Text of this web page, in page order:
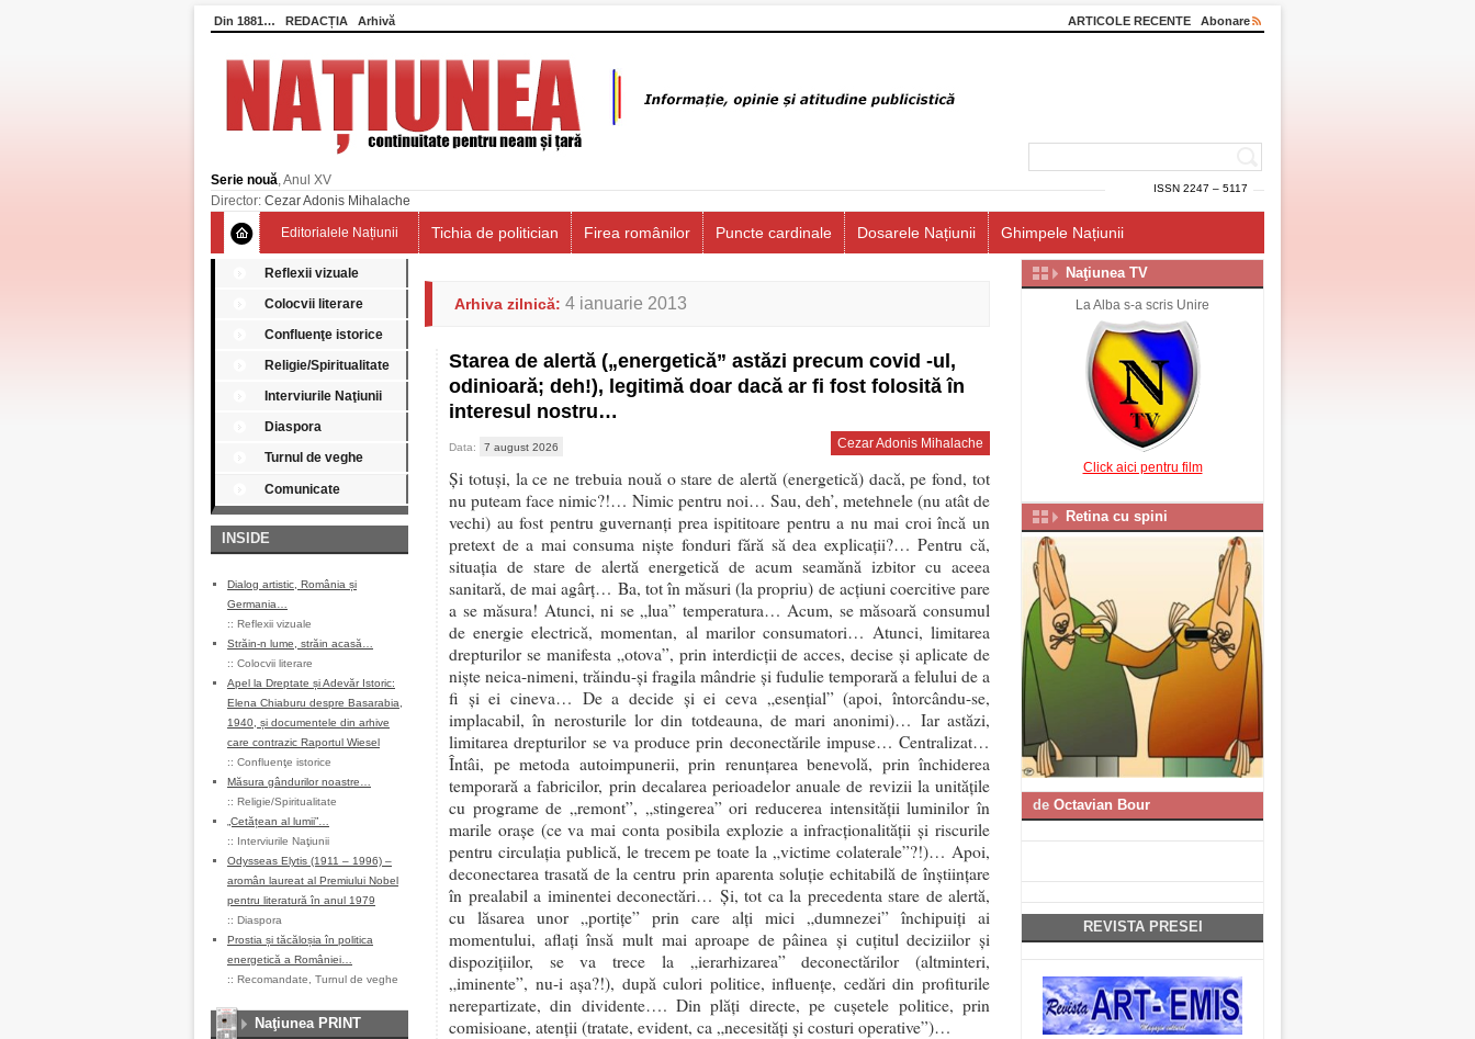
Din 1881… REDACȚIA Arhivă ARTICOLE RECENTE Abonare
ISSN 2247 – 5117
Serie nouă, Anul XV
Director: Cezar Adonis Mihalache
Editorialele Națiunii Tichia de politician Firea românilor Puncte cardinale Dosarele Națiunii Ghimpele Națiunii
Reflexii vizuale
Colocvii literare
Confluenţe istorice
Religie/Spiritualitate
Interviurile Naţiunii
Diaspora
Turnul de veghe
Comunicate
INSIDE
Dialog artistic, România și
Germania…
:: Reflexii vizuale
Străin-n lume, străin acasă…
:: Colocvii literare
Apel la Dreptate și Adevăr Istoric:
Elena Chiaburu despre Basarabia,
1940, și documentele din arhive
care contrazic Raportul Wiesel
:: Confluenţe istorice
Măsura gândurilor noastre…
:: Religie/Spiritualitate
„Cetățean al lumii”…
:: Interviurile Naţiunii
Odysseas Elytis (1911 – 1996) –
aromân laureat al Premiului Nobel
pentru literatură în anul 1979
:: Diaspora
Prostia și tăcăloșia în politica
energetică a României…
:: Recomandate Turnul de veghe
Naţiunea PRINT
Arhiva zilnică: 4 ianuarie 2013
Starea de alertă („energetică” astăzi precum covid -ul,
odinioară; deh!), legitimă doar dacă ar fi fost folosită în
interesul nostru…
Data: 7 august 2026 Cezar Adonis Mihalache
Și totuși, la ce ne trebuia nouă o stare de alertă (energetică) dacă, pe fond, tot
nu puteam face nimic?!… Nimic pentru noi… Sau, deh’, metehnele (nu atât de
vechi) au fost pentru guvernanți prea ispititoare pentru a nu mai croi încă un
pretext de a mai consuma niște fonduri fără să dea explicații?… Pentru că,
situația de stare de alertă energetică de acum seamănă izbitor cu aceea
sanitară, de mai agârț… Ba, tot în măsuri (la propriu) de acțiuni coercitive pare
a se măsura! Atunci, ni se „lua” temperatura… Acum, se măsoară consumul
de energie electrică, momentan, al marilor consumatori… Atunci, limitarea
drepturilor se manifesta „otova”, prin interdicții de acces, decise și aplicate de
niște neica-nimeni, trăindu-și fragila mândrie și fudulie temporară a felului de a
fi și ei cineva… De a decide și ei ceva „esențial” (apoi, întorcându-se,
implacabil, în nerosturile lor din totdeauna, de mari anonimi)… Iar astăzi,
limitarea drepturilor se va produce prin deconectările impuse… Centralizat…
Întâi, pe metoda autoimpunerii, prin renunțarea benevolă, prin închiderea
temporară a fabricilor, prin decalarea perioadelor anuale de revizii la unitățile
cu programe de „remont”, „stingerea” ori reducerea intensității luminilor în
marile orașe (ce va mai conta posibila explozie a infracționalității și riscurile
pentru circulația publică, le trecem pe toate la „victime colaterale”?!)… Apoi,
deconectarea trasată de la centru prin aparenta soluție echitabilă de înștiințare
în prealabil a iminentei deconectări… Și, tot ca la precedenta stare de alertă,
cu lăsarea unor „portițe” prin care alți mici „dumnezei” închipuiți ai
momentului, aflați însă mult mai aproape de pâinea și cuțitul deciziilor și
dispozițiilor, se va trece la „ierarhizarea” deconectărilor (altminteri,
„iminente”, nu-i așa?!), după culori politice, influențe, cedări din profiturile
nerepartizate, din dividente…. Din plăți directe, pe cușetele politice, prin
comisioane, atenții (tratate, evident, ca „necesități și costuri operative”)…
Naţiunea TV
La Alba s-a scris Unire
Click aici pentru film
Retina cu spini
de Octavian Bour
REVISTA PRESEI